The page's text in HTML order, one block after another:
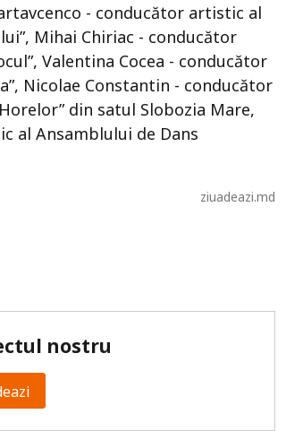
- conducător artistic al
Mihai Chiriac - conducător
Valentina Cocea - conducător
Nicolae Constantin - conducător
din satul Slobozia Mare,
al Ansamblului de Dans
ziuadeazi.md
nostru